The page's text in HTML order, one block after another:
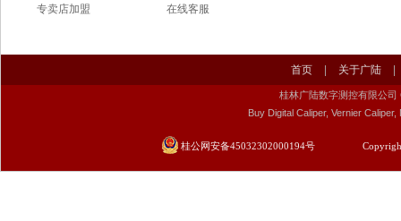
专卖店加盟 在线客服
首页 关于广陆
桂林广陆数字测控有限公司
Buy Digital Caliper, Vernier
桂公网安备45032302000194号